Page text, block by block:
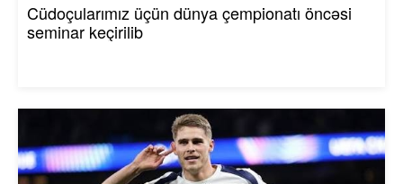
Cüdoçularımız üçün dünya çempionatı öncəsi
seminar keçirilib